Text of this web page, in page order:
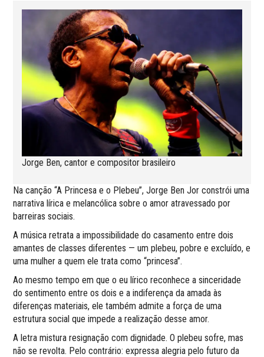
Jorge Ben, cantor e compositor brasileiro
Na canção “A Princesa e o Plebeu”, Jorge Ben Jor constrói uma
narrativa lírica e melancólica sobre o amor atravessado por
barreiras sociais.
A música retrata a impossibilidade do casamento entre dois
amantes de classes diferentes — um plebeu, pobre e excluído, e
uma mulher a quem ele trata como “princesa”.
Ao mesmo tempo em que o eu lírico reconhece a sinceridade
do sentimento entre os dois e a indiferença da amada às
diferenças materiais, ele também admite a força de uma
estrutura social que impede a realização desse amor.
A letra mistura resignação com dignidade. O plebeu sofre, mas
não se revolta. Pelo contrário: expressa alegria pelo futuro da